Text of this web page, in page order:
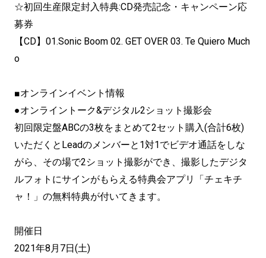
☆初回生産限定封入特典:CD発売記念・キャンペーン応
募券
【CD】01.Sonic Boom 02. GET OVER 03. Te Quiero Much
o
■オンラインイベント情報
●オンライントーク&デジタル2ショット撮影会
初回限定盤ABCの3枚をまとめて2セット購入(合計6枚)
いただくとLeadのメンバーと1対1でビデオ通話をしな
がら、その場で2ショット撮影ができ、撮影したデジタ
ルフォトにサインがもらえる特典会アプリ「チェキチ
ャ！」の無料特典が付いてきます。
開催日
2021年8月7日(土)